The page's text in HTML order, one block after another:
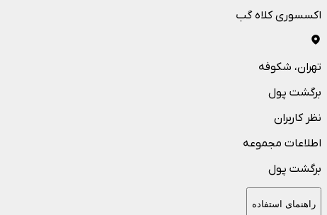
اکسسوری کلاه گب
تهران، شکوفه
برگشت پول
نظر کاربران
اطلاعات مجموعه
برگشت پول
راهنمای استفاده